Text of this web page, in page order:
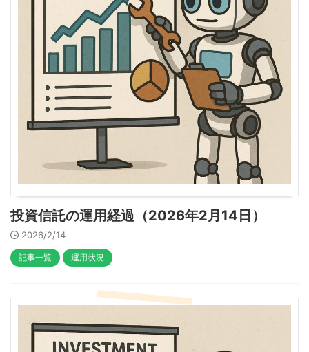
投資信託の運用経過（2026年2月14日）
2026/2/14
記事一覧 運用状況